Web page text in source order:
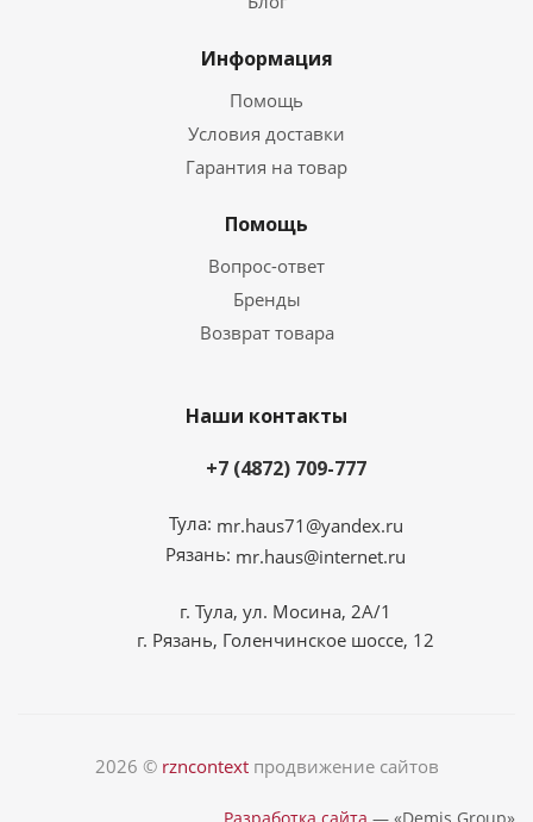
Информация
Помощь
Условия доставки
Гарантия на товар
Помощь
Вопрос-ответ
Бренды
Возврат товара
Наши контакты
+7 (4872) 709-777
Тула: mr.haus71@yandex.ru
Рязань: mr.haus@internet.ru
г. Тула, ул. Мосина, 2А/1
г. Рязань, Голенчинское шоссе, 12
2026 © rzncontextпродвижение сайтов